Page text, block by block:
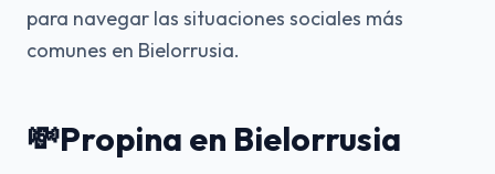
para navegar las situaciones sociales más
comunes en Bielorrusia.
💸Propina en Bielorrusia